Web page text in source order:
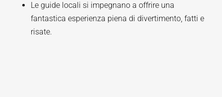
Le guide locali si impegnano a offrire una
fantastica esperienza piena di divertimento, fatti e
risate.